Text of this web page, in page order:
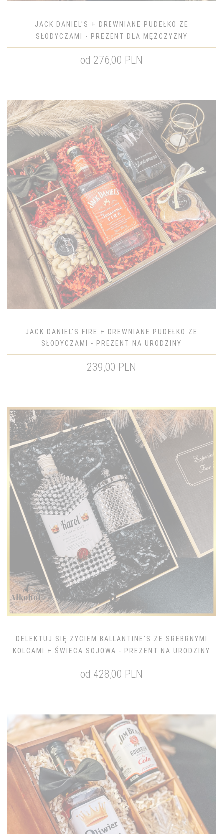
JACK DANIEL'S + DREWNIANE PUDEŁKO ZE
SŁODYCZAMI - PREZENT DLA MĘŻCZYZNY
od 276,00 PLN
JACK DANIEL'S FIRE + DREWNIANE PUDEŁKO ZE
SŁODYCZAMI - PREZENT NA URODZINY
239,00 PLN
DELEKTUJ SIĘ ŻYCIEM BALLANTINE'S ZE SREBRNYMI
KOLCAMI + ŚWIECA SOJOWA - PREZENT NA URODZINY
od 428,00 PLN